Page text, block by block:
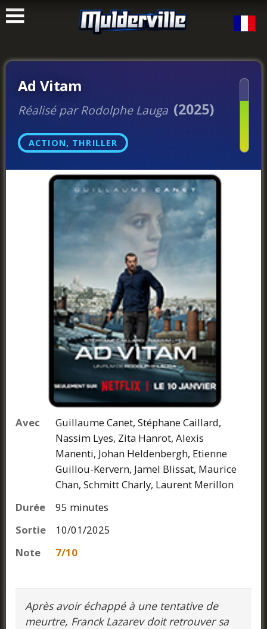
ࠑ
Ad Vitam
Réalisé par Rodolphe Lauga (2025)
ACTION, THRILLER
Avec
Guillaume Canet, Stéphane Caillard,
Nassim Lyes, Zita Hanrot, Alexis
Manenti, Johan Heldenbergh, Etienne
Guillou-Kervern, Jamel Blissat, Maurice
Chan, Schmitt Charly, Laurent Merillon
Durée
95 minutes
Sortie
10/01/2025
Note
7/10
Après avoir échappé à une tentative de
meurtre, Franck Lazarev doit retrouver sa